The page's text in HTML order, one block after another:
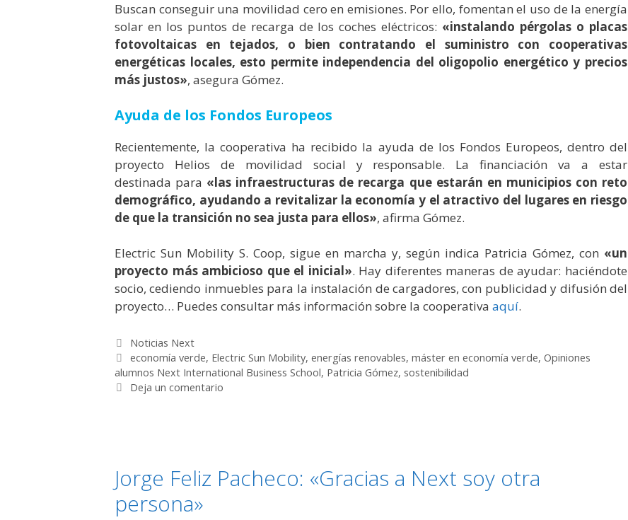
Buscan conseguir una movilidad cero en emisiones. Por ello, fomentan el uso de la energía
solar en los puntos de recarga de los coches eléctricos: «instalando pérgolas o placas
fotovoltaicas en tejados, o bien contratando el suministro con cooperativas
energéticas locales, esto permite independencia del oligopolio energético y precios
más justos», asegura Gómez.
Ayuda de los Fondos Europeos
Recientemente, la cooperativa ha recibido la ayuda de los Fondos Europeos, dentro del
proyecto Helios de movilidad social y responsable. La financiación va a estar
destinada para «las infraestructuras de recarga que estarán en municipios con reto
demográfico, ayudando a revitalizar la economía y el atractivo del lugares en riesgo
de que la transición no sea justa para ellos», afirma Gómez.
Electric Sun Mobility S. Coop, sigue en marcha y, según indica Patricia Gómez, con «un
proyecto más ambicioso que el inicial». Hay diferentes maneras de ayudar: haciéndote
socio, cediendo inmuebles para la instalación de cargadores, con publicidad y difusión del
proyecto… Puedes consultar más información sobre la cooperativa aquí.
Categorías
Noticias Next
Etiquetas
economía verde, Electric Sun Mobility, energías renovables, máster en economía verde, Opiniones
alumnos Next International Business School, Patricia Gómez, sostenibilidad
Deja un comentario
Jorge Feliz Pacheco: «Gracias a Next soy otra
persona»